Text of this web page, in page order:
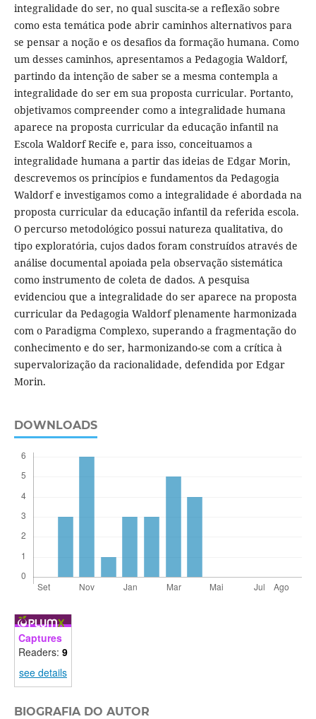
integralidade do ser, no qual suscita-se a reflexão sobre
como esta temática pode abrir caminhos alternativos para
se pensar a noção e os desafios da formação humana. Como
um desses caminhos, apresentamos a Pedagogia Waldorf,
partindo da intenção de saber se a mesma contempla a
integralidade do ser em sua proposta curricular. Portanto,
objetivamos compreender como a integralidade humana
aparece na proposta curricular da educação infantil na
Escola Waldorf Recife e, para isso, conceituamos a
integralidade humana a partir das ideias de Edgar Morin,
descrevemos os princípios e fundamentos da Pedagogia
Waldorf e investigamos como a integralidade é abordada na
proposta curricular da educação infantil da referida escola.
O percurso metodológico possui natureza qualitativa, do
tipo exploratória, cujos dados foram construídos através de
análise documental apoiada pela observação sistemática
como instrumento de coleta de dados. A pesquisa
evidenciou que a integralidade do ser aparece na proposta
curricular da Pedagogia Waldorf plenamente harmonizada
com o Paradigma Complexo, superando a fragmentação do
conhecimento e do ser, harmonizando-se com a crítica à
supervalorização da racionalidade, defendida por Edgar
Morin.
DOWNLOADS
Captures
Readers: 9
see details
BIOGRAFIA DO AUTOR